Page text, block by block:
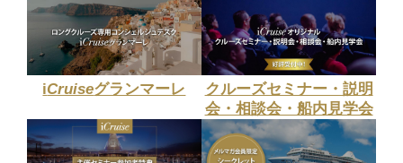
iCruiseグランマーレ
クルーズセミナー・説明
会・相談会・船内見学会